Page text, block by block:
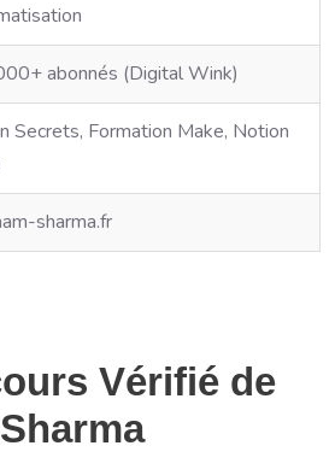
abonnés (Digital Wink)
Secrets, Formation Make, Notion
sharma.fr
Vérifié de